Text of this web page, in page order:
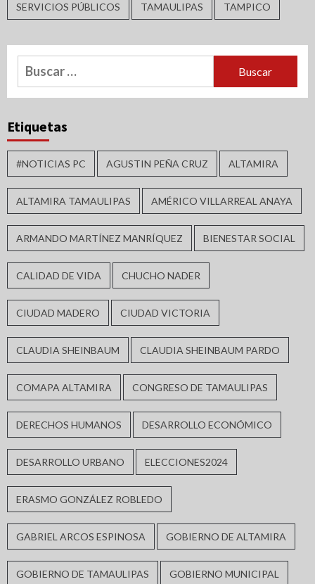
SERVICIOS PÚBLICOS TAMAULIPAS TAMPICO
Buscar:
Etiquetas
#NOTICIAS PC AGUSTIN PEÑA CRUZ ALTAMIRA
ALTAMIRA TAMAULIPAS AMÉRICO VILLARREAL ANAYA
ARMANDO MARTÍNEZ MANRÍQUEZ BIENESTAR SOCIAL
CALIDAD DE VIDA CHUCHO NADER
CIUDAD MADERO CIUDAD VICTORIA
CLAUDIA SHEINBAUM CLAUDIA SHEINBAUM PARDO
COMAPA ALTAMIRA CONGRESO DE TAMAULIPAS
DERECHOS HUMANOS DESARROLLO ECONÓMICO
DESARROLLO URBANO ELECCIONES2024
ERASMO GONZÁLEZ ROBLEDO
GABRIEL ARCOS ESPINOSA GOBIERNO DE ALTAMIRA
GOBIERNO DE TAMAULIPAS GOBIERNO MUNICIPAL